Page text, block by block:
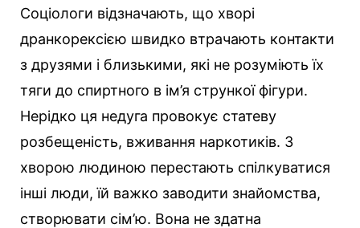
Соціологи відзначають, що хворі
дранкорексією швидко втрачають контакти
з друзями і близькими, які не розуміють їх
тяги до спиртного в ім’я стрункої фігури.
Нерідко ця недуга провокує статеву
розбещеність, вживання наркотиків. З
хворою людиною перестають спілкуватися
інші люди, їй важко заводити знайомства,
створювати сім’ю. Вона не здатна